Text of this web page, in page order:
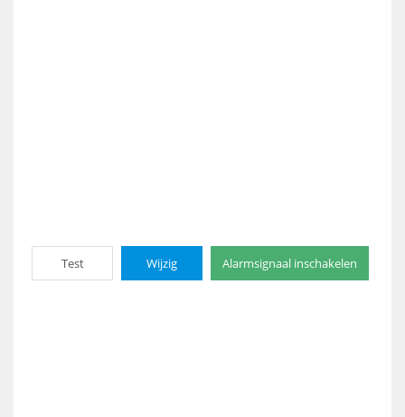
Test Wijzig Alarmsignaal inschakelen